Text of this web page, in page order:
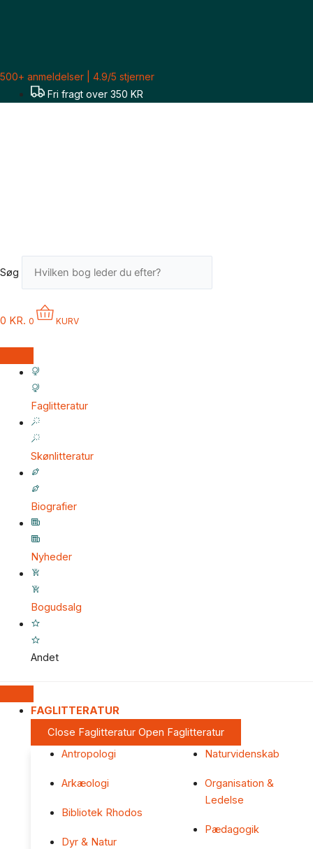
500+ anmeldelser | 4.9/5 stjerner
Fri fragt over 350 KR
Søg
0 KR. 0 KURV
Faglitteratur
Skønlitteratur
Biografier
Nyheder
Bogudsalg
Andet
FAGLITTERATUR
Close Faglitteratur Open Faglitteratur
Antropologi
Arkæologi
Bibliotek Rhodos
Dyr & Natur
Naturvidenskab
Organisation &
Ledelse
Pædagogik